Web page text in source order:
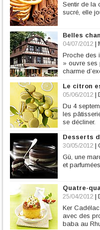
Sentir de la
sucré, elle
Belles
04/07/2012
Proche des
» ouvre ses
charme
Le citron
05/06/2012
Du 4
les
se décliner.
Desserts
30/05/2012
Gü, une
et
Quatre-
25/04/2012
Ker
avec des
baba au